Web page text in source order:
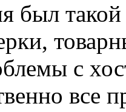
был
с
все